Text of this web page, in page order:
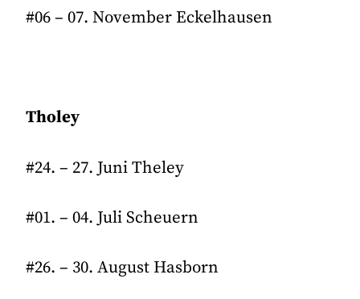
#06 – 07. November Eckelhausen
Tholey
#24. – 27. Juni Theley
#01. – 04. Juli Scheuern
#26. – 30. August Hasborn